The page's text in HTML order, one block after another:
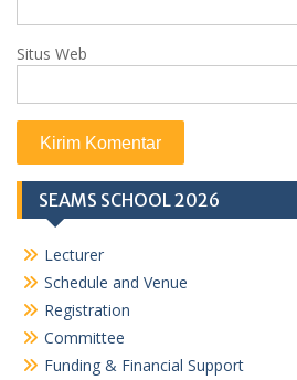
Situs Web
SEAMS SCHOOL 2026
Lecturer
Schedule and Venue
Registration
Committee
Funding & Financial Support